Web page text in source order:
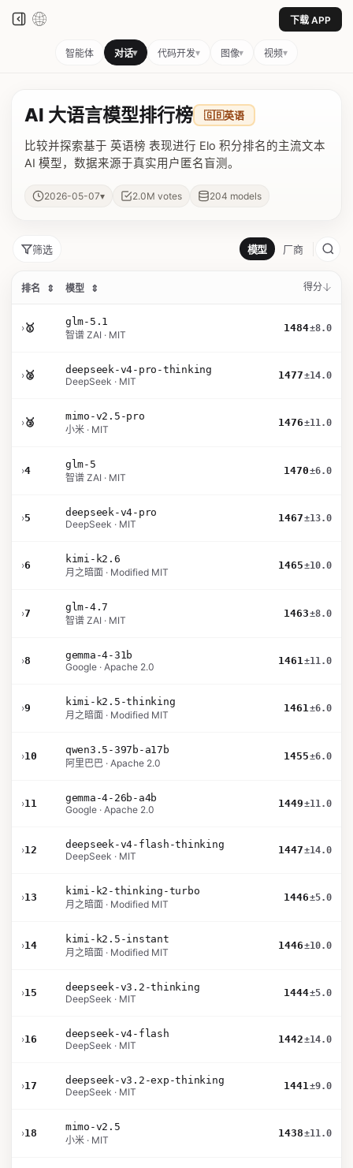
下载 APP
智能体 对话▾ 代码开发▾ 图像▾ 视频▾
AI 大语言模型排行榜 🇬🇧英语
比较并探索基于 英语榜 表现进行 Elo 积分排名的主流文本
AI 模型，数据来源于真实用户匿名盲测。
2026-05-07▾ 2.0M votes 204 models
筛选 模型 厂商
排名 ⇕ 模型 ⇕ 得分
›🥇
glm-5.1
智谱 ZAI · MIT
1484±8.0
›🥈
deepseek-v4-pro-thinking
DeepSeek · MIT
1477±14.0
›🥉
mimo-v2.5-pro
小米 · MIT
1476±11.0
›4
glm-5
智谱 ZAI · MIT
1470±6.0
›5
deepseek-v4-pro
DeepSeek · MIT
1467±13.0
›6
kimi-k2.6
月之暗面 · Modified MIT
1465±10.0
›7
glm-4.7
智谱 ZAI · MIT
1463±8.0
›8
gemma-4-31b
Google · Apache 2.0
1461±11.0
›9
kimi-k2.5-thinking
月之暗面 · Modified MIT
1461±6.0
›10
qwen3.5-397b-a17b
阿里巴巴 · Apache 2.0
1455±6.0
›11
gemma-4-26b-a4b
Google · Apache 2.0
1449±11.0
›12
deepseek-v4-flash-thinking
DeepSeek · MIT
1447±14.0
›13
kimi-k2-thinking-turbo
月之暗面 · Modified MIT
1446±5.0
›14
kimi-k2.5-instant
月之暗面 · Modified MIT
1446±10.0
›15
deepseek-v3.2-thinking
DeepSeek · MIT
1444±5.0
›16
deepseek-v4-flash
DeepSeek · MIT
1442±14.0
›17
deepseek-v3.2-exp-thinking
DeepSeek · MIT
1441±9.0
›18
mimo-v2.5
小米 · MIT
1438±11.0